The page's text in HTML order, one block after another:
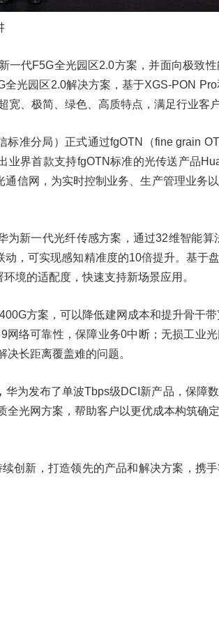
一代F5G全光园区2.0方案，并面向极致
光园区2.0解决方案，基于XGS-PON
宽、极简、绿色、高质特点，满足行业客
准分局）正式通过fgOTN（fine grain
业界首款支持fgOTN标准的光传送产品
信网，为实时控制业务、生产管理业务
为新一代光纤传感方案，通过32维智能
，可实现感知精准度的10倍提升。基于
境的适配度，快速支持新场景应用。
方案，可以降低建网成本和提升骨干
网络可靠性，保障业务0中断；无损工业
长距离覆盖难的问题。
华为发布了单波Tbps级DCI新产品，保障
全光网方案，帮助客户以更优成本构筑确
创新，打造领先的产品和解决方案，携